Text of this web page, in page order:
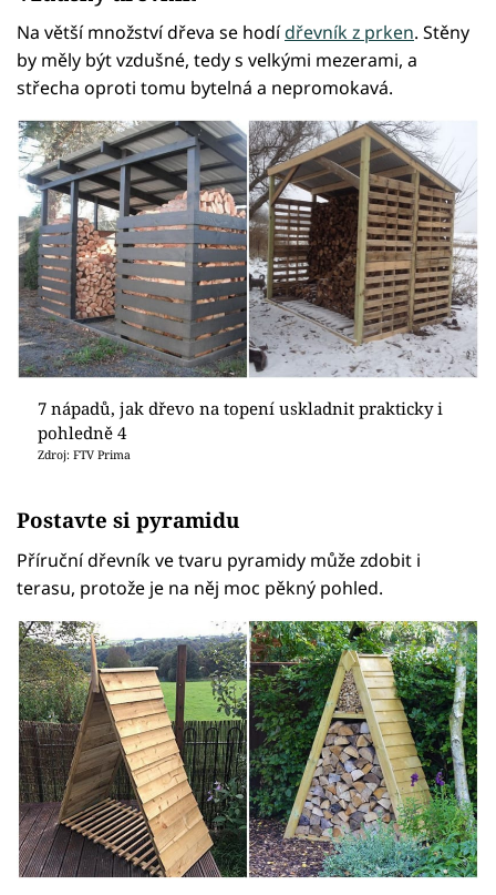
Na větší množství dřeva se hodídřevník z prken. Stěny
by měly být vzdušné, tedy s velkými mezerami, a
střecha oproti tomu bytelná a nepromokavá.
7 nápadů, jak dřevo na topení uskladnit prakticky i
pohledně 4
Zdroj: FTV Prima
Postavte si pyramidu
Příruční dřevník ve tvaru pyramidy může zdobit i
terasu, protože je na něj moc pěkný pohled.